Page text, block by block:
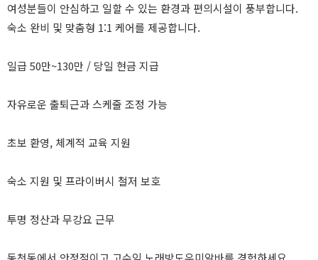
여성분들이 안심하고 일할 수 있는 환경과 편의시설이 풍부합니다.
숙소 완비 및 맞춤형 1:1 케어를 제공합니다.
일급 50만~130만 / 당일 현금 지급
자유로운 출퇴근과 스케줄 조정 가능
초보 환영, 체계적 교육 지원
숙소 지원 및 프라이버시 철저 보호
투명 정산과 무강요 근무